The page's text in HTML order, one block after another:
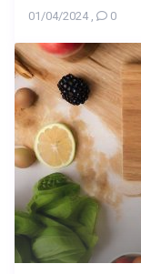
01/04/2024, 0